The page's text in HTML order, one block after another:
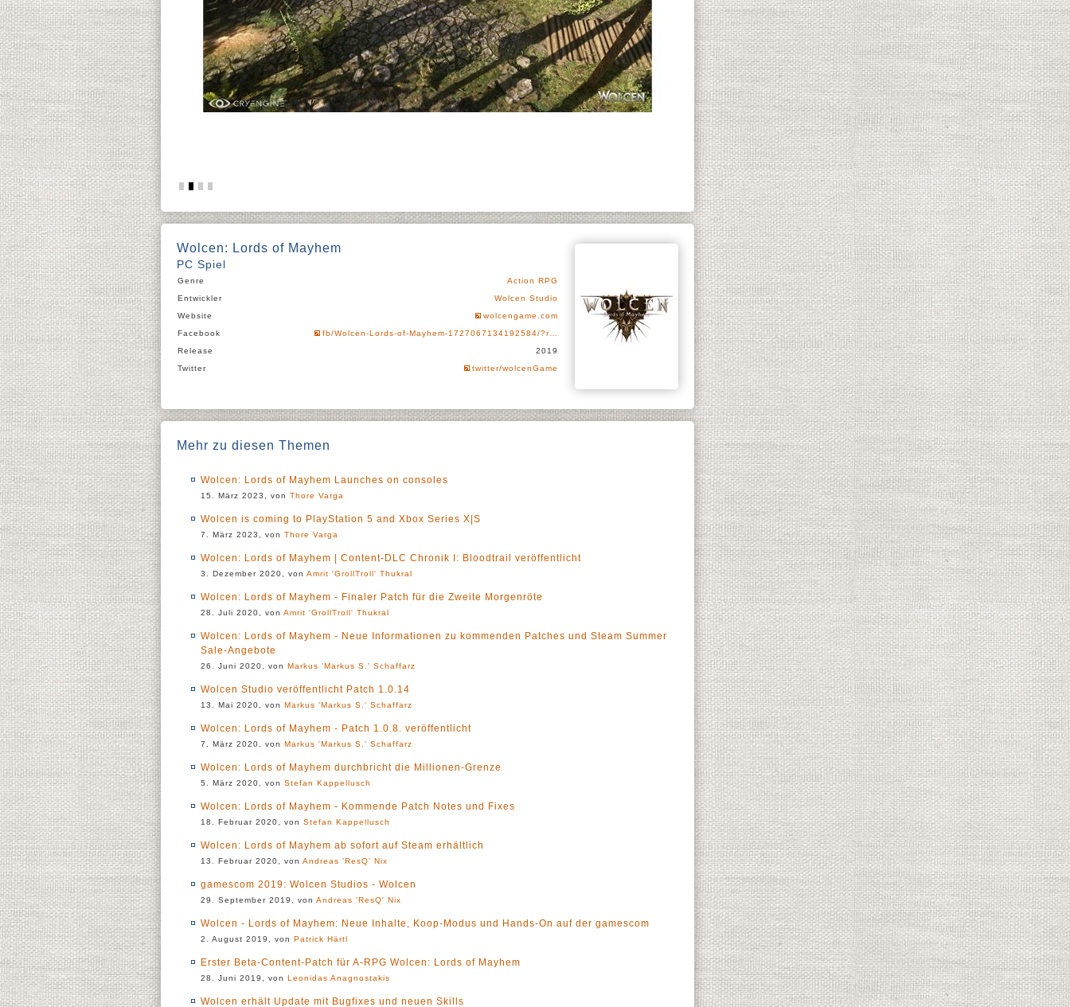
Wolcen: Lords of Mayhem
PC Spiel
Genre
Action RPG
Entwickler
Wolcen Studio
Website
wolcengame.com
Facebook
fb/Wolcen-Lords-of-Mayhem-1727067134192584/?r…
Release
2019
Twitter
twitter/wolcenGame
Mehr zu diesen Themen
Wolcen: Lords of Mayhem Launches on consoles
15. März 2023, von Thore Varga
Wolcen is coming to PlayStation 5 and Xbox Series X|S
7. März 2023, von Thore Varga
Wolcen: Lords of Mayhem | Content-DLC Chronik I: Bloodtrail veröffentlicht
3. Dezember 2020, von Amrit 'GrollTroll' Thukral
Wolcen: Lords of Mayhem - Finaler Patch für die Zweite Morgenröte
28. Juli 2020, von Amrit 'GrollTroll' Thukral
Wolcen: Lords of Mayhem - Neue Informationen zu kommenden Patches und Steam Summer
Sale-Angebote
26. Juni 2020, von Markus 'Markus S.' Schaffarz
Wolcen Studio veröffentlicht Patch 1.0.14
13. Mai 2020, von Markus 'Markus S.' Schaffarz
Wolcen: Lords of Mayhem - Patch 1.0.8. veröffentlicht
7. März 2020, von Markus 'Markus S.' Schaffarz
Wolcen: Lords of Mayhem durchbricht die Millionen-Grenze
5. März 2020, von Stefan Kappellusch
Wolcen: Lords of Mayhem - Kommende Patch Notes und Fixes
18. Februar 2020, von Stefan Kappellusch
Wolcen: Lords of Mayhem ab sofort auf Steam erhältlich
13. Februar 2020, von Andreas 'ResQ' Nix
gamescom 2019: Wolcen Studios - Wolcen
29. September 2019, von Andreas 'ResQ' Nix
Wolcen - Lords of Mayhem: Neue Inhalte, Koop-Modus und Hands-On auf der gamescom
2. August 2019, von Patrick Härtl
Erster Beta-Content-Patch für A-RPG Wolcen: Lords of Mayhem
28. Juni 2019, von Leonidas Anagnostakis
Wolcen erhält Update mit Bugfixes und neuen Skills